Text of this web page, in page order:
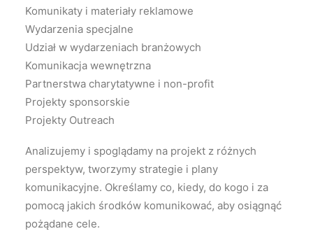
Komunikaty i materiały reklamowe
Wydarzenia specjalne
Udział w wydarzeniach branżowych
Komunikacja wewnętrzna
Partnerstwa charytatywne i non-profit
Projekty sponsorskie
Projekty Outreach
Analizujemy i spoglądamy na projekt z różnych
perspektyw, tworzymy strategie i plany
komunikacyjne. Określamy co, kiedy, do kogo i za
pomocą jakich środków komunikować, aby osiągnąć
pożądane cele.